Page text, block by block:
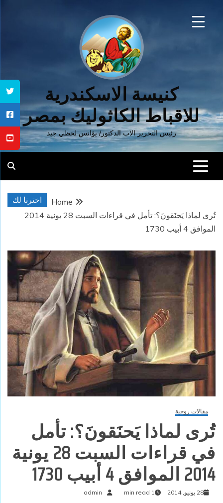
كنيسة الاسكندرية
للاقباط الكاثوليك بمصر
رئيس التحرير الاب الدكتور/ يؤانس لحظي جيد
اخترنا لك
Home
تُرى لماذا يَحنَقونَ؟: تأمل في قراءات السبت 28 يونية 2014
الموافق 4 أبيب 1730
مقالات روحية
تُرى لماذا يَحنَقونَ؟: تأمل
في قراءات السبت 28 يونية
2014 الموافق 4 أبيب 1730
28 يونيو, 2014 1 min read
admin